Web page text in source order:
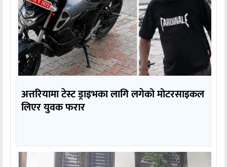
अत्तरियामा टेस्ट ड्राइभका लागि लगेको मोटरसाइकल
लिएर युवक फरार